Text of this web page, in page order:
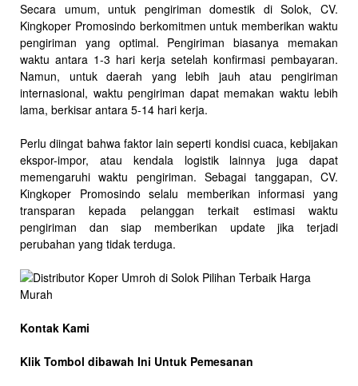
Secara umum, untuk pengiriman domestik di Solok, CV.
Kingkoper Promosindo berkomitmen untuk memberikan waktu
pengiriman yang optimal. Pengiriman biasanya memakan
waktu antara 1-3 hari kerja setelah konfirmasi pembayaran.
Namun, untuk daerah yang lebih jauh atau pengiriman
internasional, waktu pengiriman dapat memakan waktu lebih
lama, berkisar antara 5-14 hari kerja.
Perlu diingat bahwa faktor lain seperti kondisi cuaca, kebijakan
ekspor-impor, atau kendala logistik lainnya juga dapat
memengaruhi waktu pengiriman. Sebagai tanggapan, CV.
Kingkoper Promosindo selalu memberikan informasi yang
transparan kepada pelanggan terkait estimasi waktu
pengiriman dan siap memberikan update jika terjadi
perubahan yang tidak terduga.
Kontak Kami
Klik Tombol dibawah Ini Untuk Pemesanan